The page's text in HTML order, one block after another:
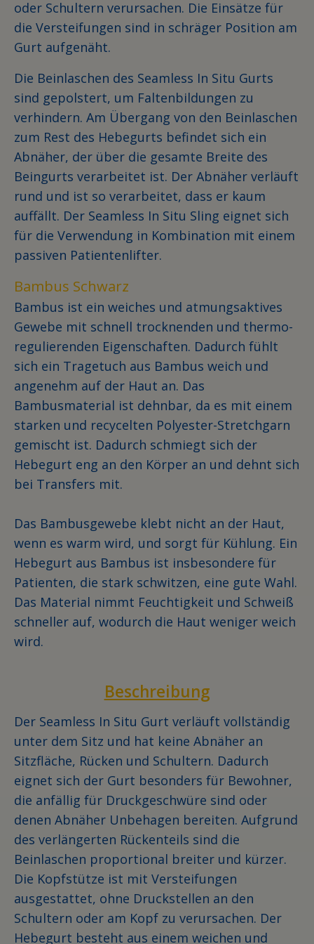
oder Schultern verursachen. Die Einsätze für
die Versteifungen sind in schräger Position am
Gurt aufgenäht.
Die Beinlaschen des Seamless In Situ Gurts
sind gepolstert, um Faltenbildungen zu
verhindern. Am Übergang von den Beinlaschen
zum Rest des Hebegurts befindet sich ein
Abnäher, der über die gesamte Breite des
Beingurts verarbeitet ist. Der Abnäher verläuft
rund und ist so verarbeitet, dass er kaum
auffällt. Der Seamless In Situ Sling eignet sich
für die Verwendung in Kombination mit einem
passiven Patientenlifter.
Bambus Schwarz
Bambus ist ein weiches und atmungsaktives
Gewebe mit schnell trocknenden und thermo-
regulierenden Eigenschaften. Dadurch fühlt
sich ein Tragetuch aus Bambus weich und
angenehm auf der Haut an. Das
Bambusmaterial ist dehnbar, da es mit einem
starken und recycelten Polyester-Stretchgarn
gemischt ist. Dadurch schmiegt sich der
Hebegurt eng an den Körper an und dehnt sich
bei Transfers mit.
Das Bambusgewebe klebt nicht an der Haut,
wenn es warm wird, und sorgt für Kühlung. Ein
Hebegurt aus Bambus ist insbesondere für
Patienten, die stark schwitzen, eine gute Wahl.
Das Material nimmt Feuchtigkeit und Schweiß
schneller auf, wodurch die Haut weniger weich
wird.
Beschreibung
Der Seamless In Situ Gurt verläuft vollständig
unter dem Sitz und hat keine Abnäher an
Sitzfläche, Rücken und Schultern. Dadurch
eignet sich der Gurt besonders für Bewohner,
die anfällig für Druckgeschwüre sind oder
denen Abnäher Unbehagen bereiten. Aufgrund
des verlängerten Rückenteils sind die
Beinlaschen proportional breiter und kürzer.
Die Kopfstütze ist mit Versteifungen
ausgestattet, ohne Druckstellen an den
Schultern oder am Kopf zu verursachen. Der
Hebegurt besteht aus einem weichen und